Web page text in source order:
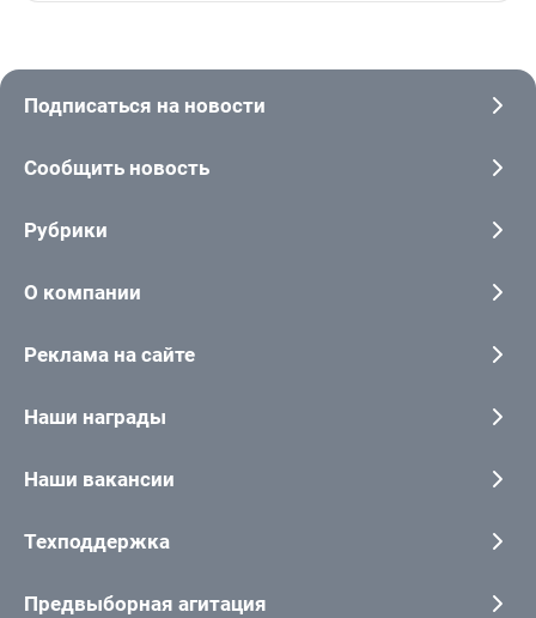
Подписаться на новости
Сообщить новость
Рубрики
О компании
Реклама на сайте
Наши награды
Наши вакансии
Техподдержка
Предвыборная агитация